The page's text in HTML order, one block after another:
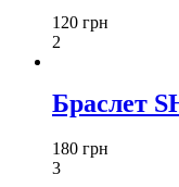
120 грн
2
Браслет
180 грн
3